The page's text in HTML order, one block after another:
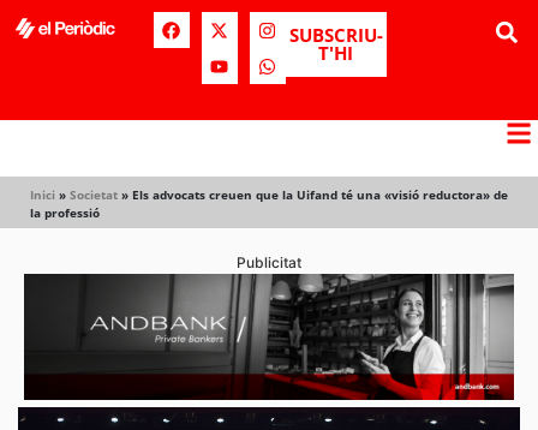
SUBSCRIU-
T'HI
Inici » Societat » Els advocats creuen que la Uifand té una «visió reductora» de
la professió
Publicitat